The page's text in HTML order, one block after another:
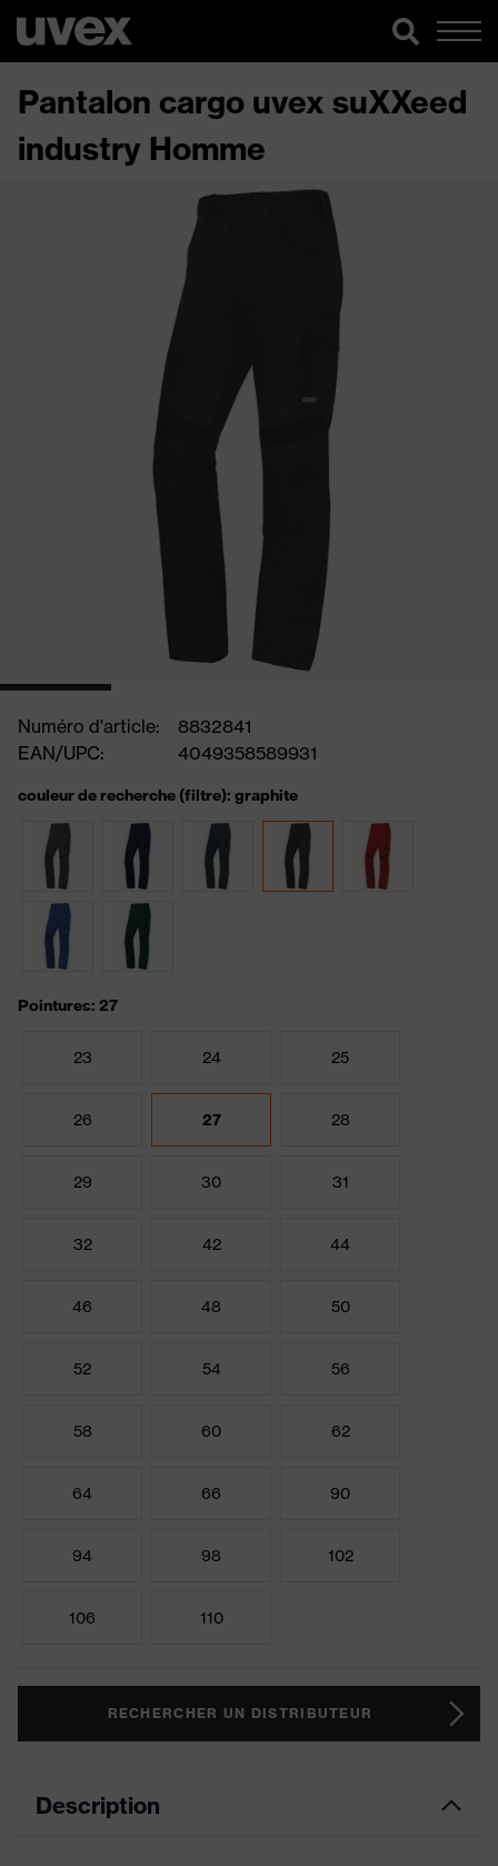
Pantalon cargo uvex suXXeed
industry Homme
Numéro d'article:
8832841
EAN/UPC:
4049358589931
couleur de recherche (filtre): graphite
Pointures: 27
23 24 25
26 27 28
29 30 31
32 42 44
46 48 50
52 54 56
58 60 62
64 66 90
94 98 102
106 110
RECHERCHER UN DISTRIBUTEUR
Description